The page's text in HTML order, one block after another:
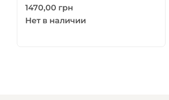
1470,00 грн
Нет в наличии